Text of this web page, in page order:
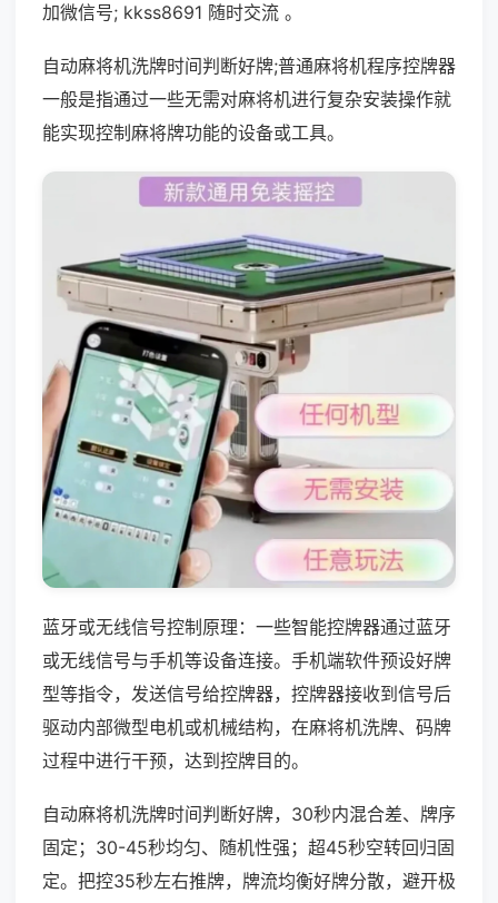
加微信号; kkss8691 随时交流 。
自动麻将机洗牌时间判断好牌;普通麻将机程序控牌器
一般是指通过一些无需对麻将机进行复杂安装操作就
能实现控制麻将牌功能的设备或工具。
蓝牙或无线信号控制原理：一些智能控牌器通过蓝牙
或无线信号与手机等设备连接。手机端软件预设好牌
型等指令，发送信号给控牌器，控牌器接收到信号后
驱动内部微型电机或机械结构，在麻将机洗牌、码牌
过程中进行干预，达到控牌目的。
自动麻将机洗牌时间判断好牌，30秒内混合差、牌序
固定；30-45秒均匀、随机性强；超45秒空转回归固
定。把控35秒左右推牌，牌流均衡好牌分散，避开极